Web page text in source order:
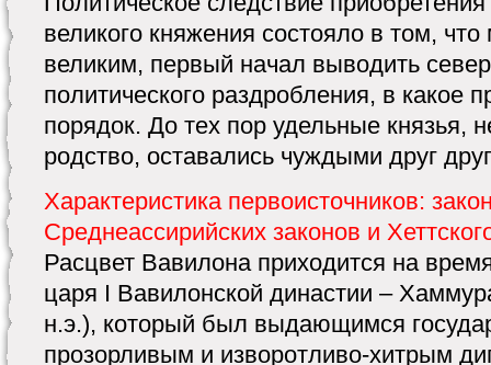
великого княжения состояло в том, что
великим, первый начал выводить
политического раздробления, в какое
порядок. До тех пор удельные князья,
родство, оставались чуждыми друг
Характеристика первоисточников:
Среднеассирийских законов и
Расцвет Вавилона приходится на
царя I Вавилонской династии –
н.э.), который был выдающимся
прозорливым и изворотливо-хитрым